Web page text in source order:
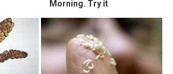
Morning. Try it